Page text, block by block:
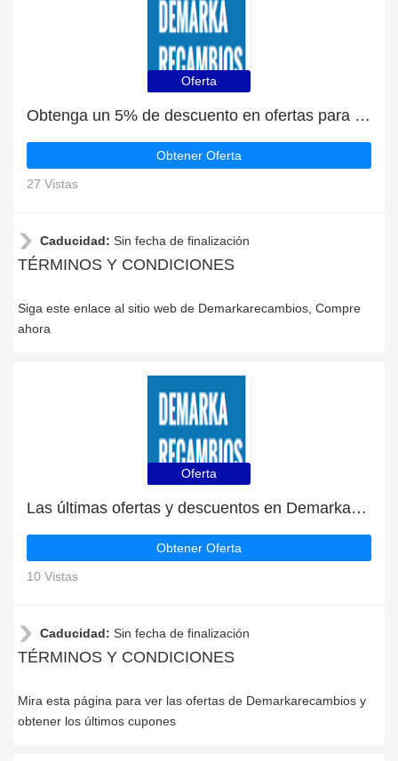
Oferta
Obtenga un 5% de descuento en ofertas para estudiantes
Obtener Oferta
27 Vistas
Caducidad: Sin fecha de finalización
TÉRMINOS Y CONDICIONES
Siga este enlace al sitio web de Demarkarecambios, Compre
ahora
Oferta
Las últimas ofertas y descuentos en Demarkarecambios
Obtener Oferta
10 Vistas
Caducidad: Sin fecha de finalización
TÉRMINOS Y CONDICIONES
Mira esta página para ver las ofertas de Demarkarecambios y
obtener los últimos cupones